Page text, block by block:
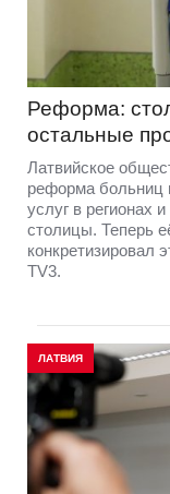
Реформа:
остальные
Латвийское
реформа больниц
услуг в регионах
столицы. Теперь
конкретизировал
TV3.
ЛАТВИЯ